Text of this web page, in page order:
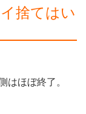
捨てはい
ほぼ終了。